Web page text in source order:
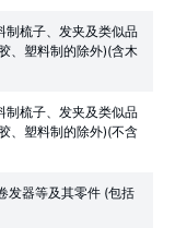
制梳子、发夹及类似品
、塑料制的除外)(含木
制梳子、发夹及类似品
、塑料制的除外)(不含
发器等及其零件 (包括